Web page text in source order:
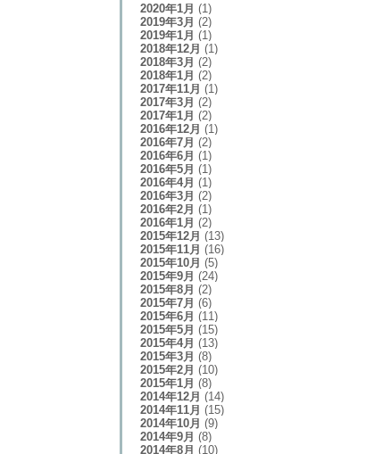
2020年1月 (1)
2019年3月 (2)
2019年1月 (1)
2018年12月 (1)
2018年3月 (2)
2018年1月 (2)
2017年11月 (1)
2017年3月 (2)
2017年1月 (2)
2016年12月 (1)
2016年7月 (2)
2016年6月 (1)
2016年5月 (1)
2016年4月 (1)
2016年3月 (2)
2016年2月 (1)
2016年1月 (2)
2015年12月 (13)
2015年11月 (16)
2015年10月 (5)
2015年9月 (24)
2015年8月 (2)
2015年7月 (6)
2015年6月 (11)
2015年5月 (15)
2015年4月 (13)
2015年3月 (8)
2015年2月 (10)
2015年1月 (8)
2014年12月 (14)
2014年11月 (15)
2014年10月 (9)
2014年9月 (8)
2014年8月 (10)